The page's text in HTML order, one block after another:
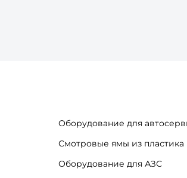
Оборудование для
Смотровые ямы из пластика
Оборудование для АЗС